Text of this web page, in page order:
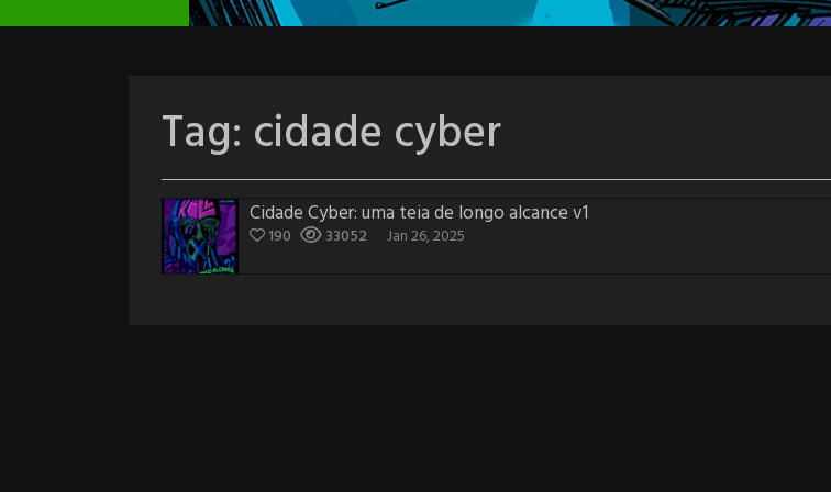
Tag: cidade cyber
Cidade Cyber: uma teia de longo alcance v1
190 33052 Jan 26, 2025